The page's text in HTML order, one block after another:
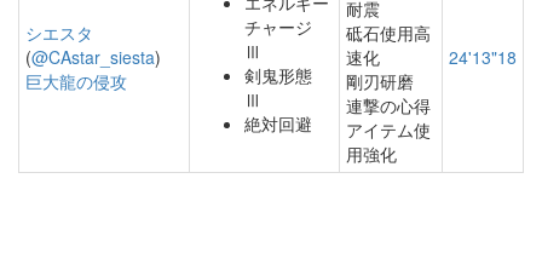
シエスタ
(@CAstar_siesta)
巨大龍の侵攻
チャージ
Ⅲ
剣鬼形態
Ⅲ
絶対回避
耐震
砥石使用高
速化
剛刃研磨
連撃の心得
アイテム使
用強化
24'13"18